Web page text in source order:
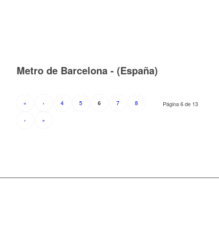
Metro de Barcelona - (España)
Página 6 de 13
« ‹ 4 5 6 7 8
› »